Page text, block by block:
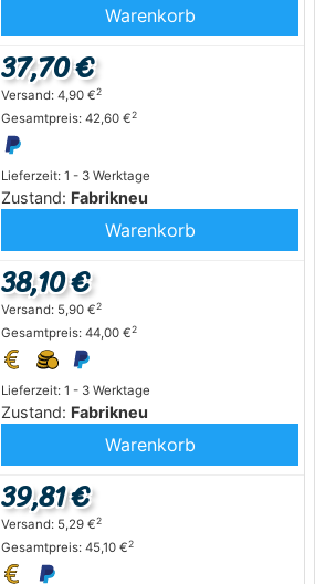
Warenkorb
Lieferzeit: 1 - 3 Werktage
Zustand: Fabrikneu
37,70 €
Versand: 4,90 €2
Gesamtpreis: 42,60 €2
Warenkorb
Lieferzeit: 1 - 3 Werktage
Zustand: Fabrikneu
38,10 €
Versand: 5,90 €2
Gesamtpreis: 44,00 €2
Warenkorb
39,81 €
Versand: 5,29 €2
Gesamtpreis: 45,10 €2